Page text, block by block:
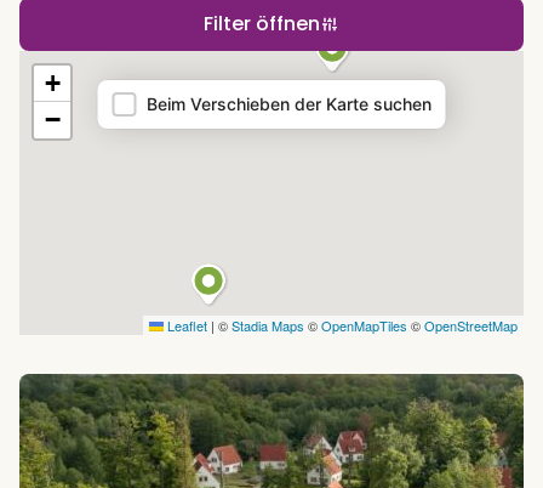
Filter öffnen
Map
+
−
Leaflet | ©Stadia Maps ©OpenMapTiles ©OpenStreetMap
Beim Verschieben der Karte suchen